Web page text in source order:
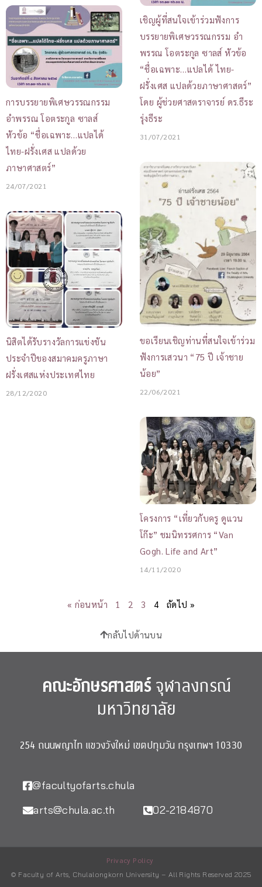
เชิญผู้ที่สนใจเข้าร่วมฟังการ
บรรยายพิเศษวรรณกรรม อำ
พรรณ โอตระกูล ซาลส์ หัวข้อ
“ชื่อเฉพาะ…แปลได้ ไทย-
ฝรั่งเศส แปลด้วยภาษาศาสตร์”
โดย ผู้ช่วยศาสตราจารย์ ดร.ธีระ
รุ่งธีระ
31/07/2021
การบรรยายพิเศษวรรณกรรม
อำพรรณ โอตระกูล ซาลส์
หัวข้อ “ชื่อเฉพาะ…แปลได้
ไทย-ฝรั่งเศส แปลด้วย
ภาษาศาสตร์”
24/07/2021
ขอเรียนเชิญท่านที่สนใจเข้าร่วม
ฟังการเสวนา “75 ปี เจ้าชาย
น้อย”
22/06/2021
นิสิตได้รับรางวัลการแข่งขัน
ประจำปีของสมาคมครูภาษา
ฝรั่งเศสแห่งประเทศไทย
28/12/2020
โครงการ “เที่ยวกับครู ดูแวน
โก๊ะ” ชมนิทรรศการ “Van
Gogh. Life and Art”
14/11/2020
« ก่อนหน้า 1 2 3 4 ถัดไป »
กลับไปด้านบน
คณะอักษรศาสตร์จุฬาลงกรณ์
มหาวิทยาลัย
254 ถนนพญาไท แขวงวังใหม่ เขตปทุมวัน กรุงเทพฯ 10330
@facultyofarts.chula
arts@chula.ac.th
02-2184870
Privacy Policy
© Faculty of Arts, Chulalongkorn University – All Rights Reserved 2025